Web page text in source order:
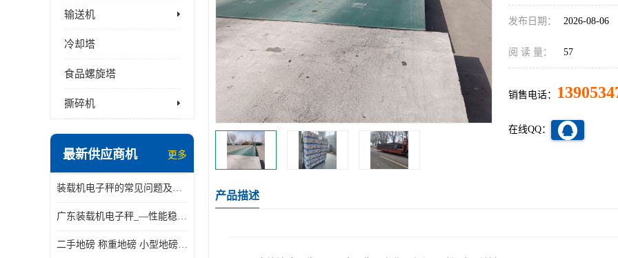
输送机
冷却塔
食品螺旋塔
撕碎机
最新供应商机 更多
装载机电子秤的常见问题及解决方法介绍
广东装载机电子秤_—性能稳定—操作简单—品质可靠
二手地磅 称重地磅 小型地磅 一百吨地磅
发布日期： 2026-08-06
阅 读 量： 57
销售电话：
在线QQ：
产品描述